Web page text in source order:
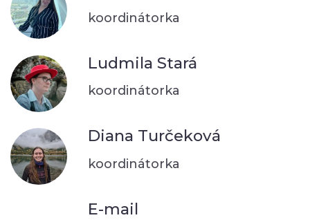
koordinátorka
Ludmila Stará
koordinátorka
Diana Turčeková
koordinátorka
E-mail